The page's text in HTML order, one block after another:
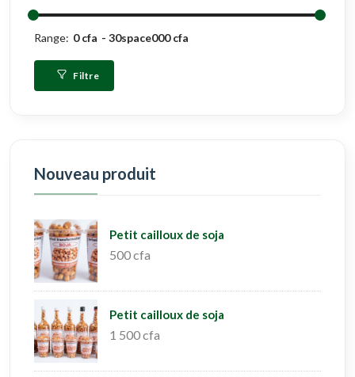
Range: 0 cfa 30space000 cfa
Filtre
Nouveau produit
Petit cailloux de soja
500 cfa
Petit cailloux de soja
1 500 cfa